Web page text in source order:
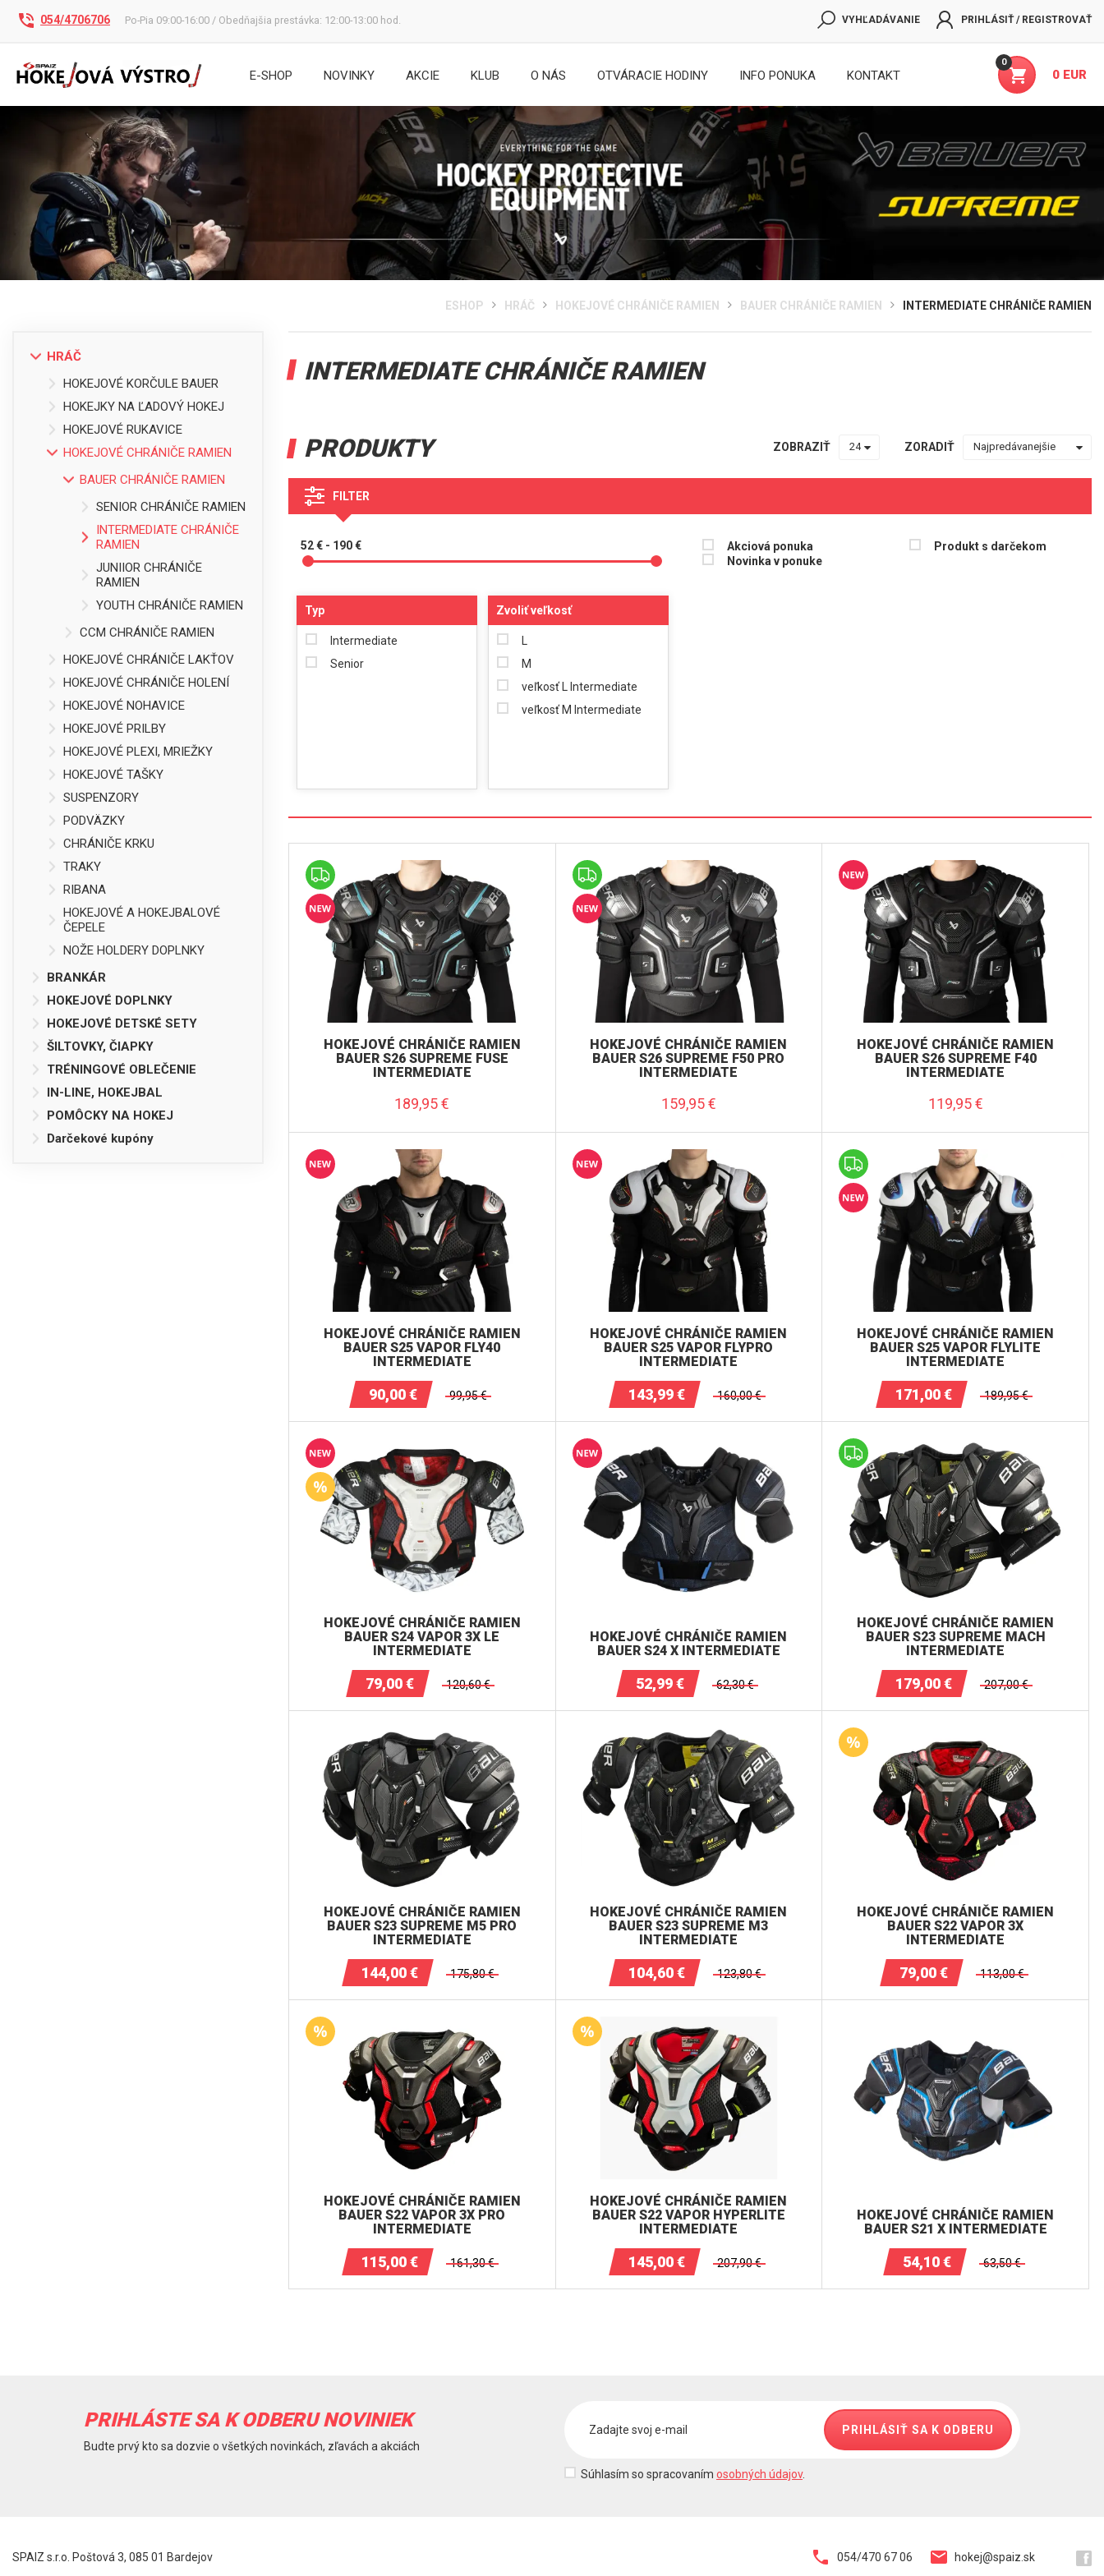
VYHĽADÁVANIE PRIHLÁSIŤ / REGISTROVAŤ
054/4706706 Po-Pia 09:00-16:00 / Obedňajšia prestávka: 12:00-13:00 hod.
0
0 EUR
E-SHOP NOVINKY AKCIE KLUB O NÁS OTVÁRACIE HODINY INFO PONUKA KONTAKT
ESHOP HRÁČ HOKEJOVÉ CHRÁNIČE RAMIEN BAUER CHRÁNIČE RAMIEN INTERMEDIATE CHRÁNIČE RAMIEN
HRÁČ
HOKEJOVÉ KORČULE BAUER
HOKEJKY NA ĽADOVÝ HOKEJ
HOKEJOVÉ RUKAVICE
HOKEJOVÉ CHRÁNIČE RAMIEN
BAUER CHRÁNIČE RAMIEN
SENIOR CHRÁNIČE RAMIEN
INTERMEDIATE CHRÁNIČE
RAMIEN
JUNIIOR CHRÁNIČE
RAMIEN
YOUTH CHRÁNIČE RAMIEN
CCM CHRÁNIČE RAMIEN
HOKEJOVÉ CHRÁNIČE LAKŤOV
HOKEJOVÉ CHRÁNIČE HOLENÍ
HOKEJOVÉ NOHAVICE
HOKEJOVÉ PRILBY
HOKEJOVÉ PLEXI, MRIEŽKY
HOKEJOVÉ TAŠKY
SUSPENZORY
PODVÄZKY
CHRÁNIČE KRKU
TRAKY
RIBANA
HOKEJOVÉ A HOKEJBALOVÉ
ČEPELE
NOŽE HOLDERY DOPLNKY
BRANKÁR
HOKEJOVÉ DOPLNKY
HOKEJOVÉ DETSKÉ SETY
ŠILTOVKY, ČIAPKY
TRÉNINGOVÉ OBLEČENIE
IN-LINE, HOKEJBAL
POMÔCKY NA HOKEJ
Darčekové kupóny
INTERMEDIATE CHRÁNIČE RAMIEN
PRODUKTY ZOBRAZIŤ ZORADIŤ
FILTER
52 € - 190 €
Akciová ponuka
Novinka v ponuke
Produkt s darčekom
Typ
Intermediate
Senior
Zvoliť veľkosť
L
M
veľkosť L Intermediate
veľkosť M Intermediate
HOKEJOVÉ CHRÁNIČE RAMIEN
BAUER S26 SUPREME FUSE
INTERMEDIATE
189,95€
HOKEJOVÉ CHRÁNIČE RAMIEN
BAUER S26 SUPREME F50 PRO
INTERMEDIATE
159,95€
HOKEJOVÉ CHRÁNIČE RAMIEN
BAUER S26 SUPREME F40
INTERMEDIATE
119,95€
HOKEJOVÉ CHRÁNIČE RAMIEN
BAUER S25 VAPOR FLY40
INTERMEDIATE
90,00€ 99,95€
HOKEJOVÉ CHRÁNIČE RAMIEN
BAUER S25 VAPOR FLYPRO
INTERMEDIATE
143,99€ 160,00€
HOKEJOVÉ CHRÁNIČE RAMIEN
BAUER S25 VAPOR FLYLITE
INTERMEDIATE
171,00€ 189,95€
HOKEJOVÉ CHRÁNIČE RAMIEN
BAUER S24 VAPOR 3X LE
INTERMEDIATE
79,00€ 120,60€
HOKEJOVÉ CHRÁNIČE RAMIEN
BAUER S24 X INTERMEDIATE
52,99€ 62,30€
HOKEJOVÉ CHRÁNIČE RAMIEN
BAUER S23 SUPREME MACH
INTERMEDIATE
179,00€ 207,00€
HOKEJOVÉ CHRÁNIČE RAMIEN
BAUER S23 SUPREME M5 PRO
INTERMEDIATE
144,00€ 175,80€
HOKEJOVÉ CHRÁNIČE RAMIEN
BAUER S23 SUPREME M3
INTERMEDIATE
104,60€ 123,80€
HOKEJOVÉ CHRÁNIČE RAMIEN
BAUER S22 VAPOR 3X
INTERMEDIATE
79,00€ 113,00€
HOKEJOVÉ CHRÁNIČE RAMIEN
BAUER S22 VAPOR 3X PRO
INTERMEDIATE
115,00€ 161,30€
HOKEJOVÉ CHRÁNIČE RAMIEN
BAUER S22 VAPOR HYPERLITE
INTERMEDIATE
145,00€ 207,90€
HOKEJOVÉ CHRÁNIČE RAMIEN
BAUER S21 X INTERMEDIATE
54,10€ 63,50€
PRIHLÁSTE SA K ODBERU NOVINIEK
Budte prvý kto sa dozvie o všetkých novinkách, zľavách a akciách
PRIHLÁSIŤ SA K ODBERU
Súhlasím so spracovaním osobných údajov.
SPAIZ s.r.o. Poštová 3, 085 01 Bardejov 054/470 67 06 hokej@spaiz.sk